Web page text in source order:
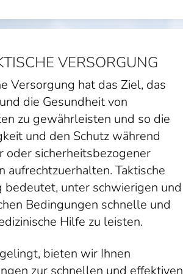
VERSORGUNG
Versorgung hat das Ziel, das
die Gesundheit von
zu gewährleisten und so die
und den Schutz während
oder sicherheitsbezogener
aufrechtzuerhalten. Taktische
bedeutet, unter schwierigen und
Bedingungen schnelle und
Hilfe zu leisten.
bieten wir Ihnen
zur schnellen und effektiven